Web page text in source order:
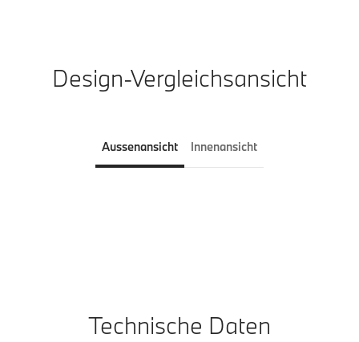
Design-Vergleichsansicht
Aussenansicht Innenansicht
Technische Daten